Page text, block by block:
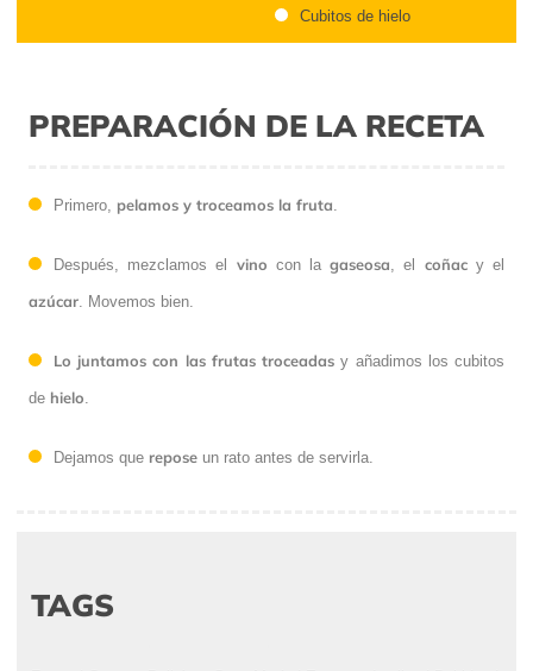
Cubitos de hielo
PREPARACIÓN DE LA RECETA
Primero, pelamos y troceamos la fruta.
Después, mezclamos el vino con lagaseosa, el coñac y el
azúcar. Movemos bien.
Lo juntamos con las frutas troceadas y añadimos los cubitos
de hielo.
Dejamos que repose un rato antes de servirla.
TAGS